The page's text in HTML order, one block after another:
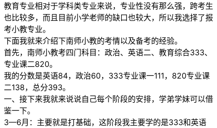
教育专业相对于学科类专业来说，专业性没有那么强，跨考生
也比较多，而且目前小学老师的缺口也较大，所以我选择了报
考小教专业。
下面我就来介绍下南师小教的考情以及备考的经验。
首先，南师小教考四门科目：政治、英语二、教育综合333、
专业课二820。
我的分数是英语84，政治60，333专业课一111，820专业课
二138，总分393。
一、接下来我就来说说自己每个阶段的安排，学弟学妹可以借
鉴一下。
3—6月：主要就是打基础，这阶段我主要学的是333和英语